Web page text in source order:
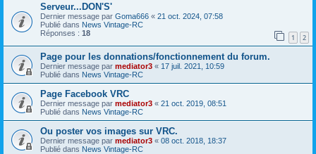
Serveur...DON'S'
Dernier message par Goma666 « 21 oct. 2024, 07:58
Publié dans News Vintage-RC
Réponses : 18 1 2
Page pour les donnations/fonctionnement du forum.
Dernier message par mediator3 « 17 juil. 2021, 10:59
Publié dans News Vintage-RC
Page Facebook VRC
Dernier message par mediator3 « 21 oct. 2019, 08:51
Publié dans News Vintage-RC
Ou poster vos images sur VRC.
Dernier message par mediator3 « 08 oct. 2018, 18:37
Publié dans News Vintage-RC